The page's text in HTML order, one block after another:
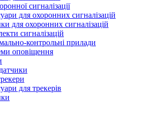
сигналізації
для охоронних сигналізацій
для охоронних сигналізацій
сигналізацій
контрольні прилади
оповіщення
для трекерів